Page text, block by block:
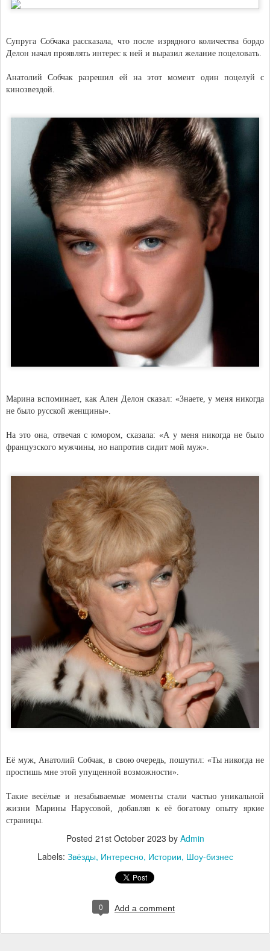
Супруга Собчака рассказала, что после изрядного количества бордо
Делон начал проявлять интерес к ней и выразил желание поцеловать.
Анатолий Собчак разрешил ей на этот момент один поцелуй с
кинозвездой.
Марина вспоминает, как Ален Делон сказал: «Знаете, у меня никогда
не было русской женщины».
На это она, отвечая с юмором, сказала: «А у меня никогда не было
французского мужчины, но напротив сидит мой муж».
Её муж, Анатолий Собчак, в свою очередь, пошутил: «Ты никогда не
простишь мне этой упущенной возможности».
Такие весёлые и незабываемые моменты стали частью уникальной
жизни Марины Нарусовой, добавляя к её богатому опыту яркие
страницы.
Posted 21st October 2023 by Admin
Labels: Звёзды Интересно Истории Шоу-бизнес
0 Add a comment